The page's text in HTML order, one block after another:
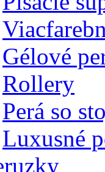
Gélové
Rollery
Perá so
Luxusné